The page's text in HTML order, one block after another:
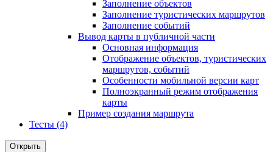
Заполнение объектов
Заполнение туристических маршрутов
Заполнение событий
Вывод карты в публичной части
Основная информация
Отображение объектов, туристических
маршрутов, событий
Особенности мобильной версии карт
Полноэкранный режим отображения
карты
Пример создания маршрута
Тесты (4)
Открыть